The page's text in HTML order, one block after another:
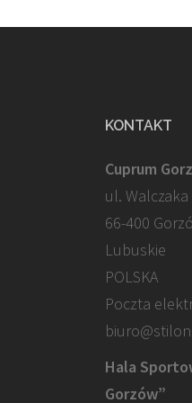
KONTAKT
Cuprum
ul. Walczaka
66-400
Lubuskie
POLSKA
Poczta
Hala
Gorzów”